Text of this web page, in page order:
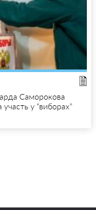
Саморокова
участь у “виборах”